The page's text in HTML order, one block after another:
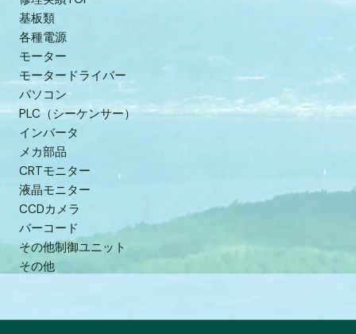
基板類
各種電源
モーター
モータードライバー
パソコン
PLC（シーケンサー）
インバータ
メカ部品
CRTモニター
液晶モニター
CCDカメラ
バーコード
その他制御ユニット
その他